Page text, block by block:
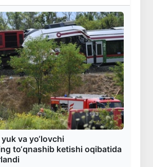
va yo‘lovchi
to‘qnashib ketishi oqibatida